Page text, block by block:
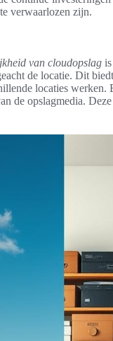
verwaarlozen zijn.
van cloudopslag
de locatie. Dit
locaties werken.
de opslagmedia.